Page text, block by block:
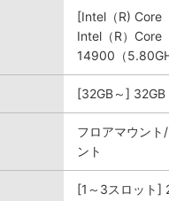
[Intel（R) Core
Intel（R）Core
14900（
[32GB～] 32GB
フロアマウント
ント
[1～3スロット]